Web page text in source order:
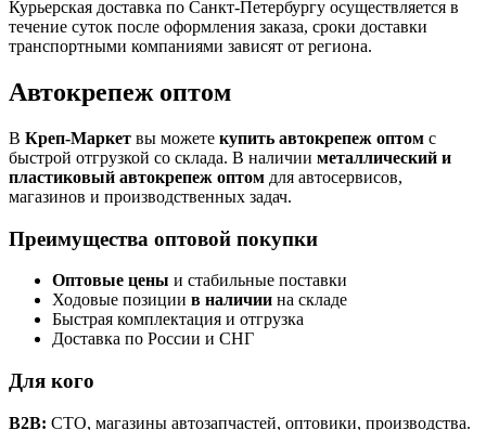
Курьерская доставка по Санкт-Петербургу осуществляется в
течение суток после оформления заказа, сроки доставки
транспортными компаниями зависят от региона.
Автокрепеж оптом
В Креп-Маркет вы можете купить автокрепеж оптом с
быстрой отгрузкой со склада. В наличии металлический и
пластиковый автокрепеж оптом для автосервисов,
магазинов и производственных задач.
Преимущества оптовой покупки
Оптовые цены и стабильные поставки
Ходовые позиции в наличии на складе
Быстрая комплектация и отгрузка
Доставка по России и СНГ
Для кого
B2B: СТО, магазины автозапчастей, оптовики, производства.